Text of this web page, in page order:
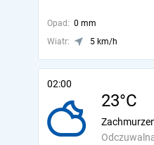
Opad: 0 mm
Wiatr:
5 km/h
02:00
23°C